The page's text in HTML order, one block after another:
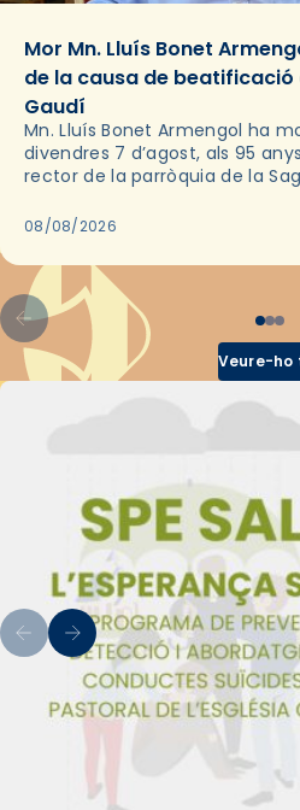
Mor Mn. Lluís Bonet
de la causa de beatificació
Gaudí
Mn. Lluís Bonet Armengol ha
divendres 7 d’agost, als 95
rector de la parròquia de la
2018,…
08/08/2026
Veure-ho